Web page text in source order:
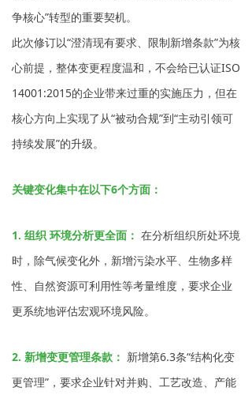
争核心”转型的重要契机。
此次修订以“澄清现有要求、限制新增条款”为核
心前提，整体变更程度温和，不会给已认证ISO
14001:2015的企业带来过重的实施压力，但在
核心方向上实现了从“被动合规”到“主动引领可
持续发展”的升级。
关键变化集中在以下6个方面：
1. 组织 环境分析更全面： 在分析组织所处环境
时，除气候变化外，新增污染水平、生物多样
性、自然资源可利用性等考量维度，要求企业
更系统地评估宏观环境风险。
2. 新增变更管理条款： 新增第6.3条“结构化变
更管理”，要求企业针对并购、工艺改造、产能